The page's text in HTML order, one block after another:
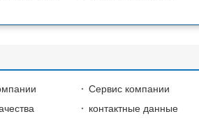
Сервис компании
контактные данные